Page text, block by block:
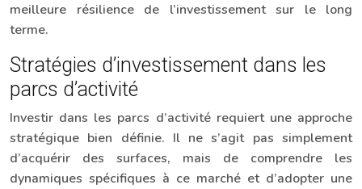
meilleure résilience de l’investissement sur le long
terme.
Stratégies d’investissement dans les
parcs d’activité
Investir dans les parcs d’activité requiert une approche
stratégique bien définie. Il ne s’agit pas simplement
d’acquérir des surfaces, mais de comprendre les
dynamiques spécifiques à ce marché et d’adopter une